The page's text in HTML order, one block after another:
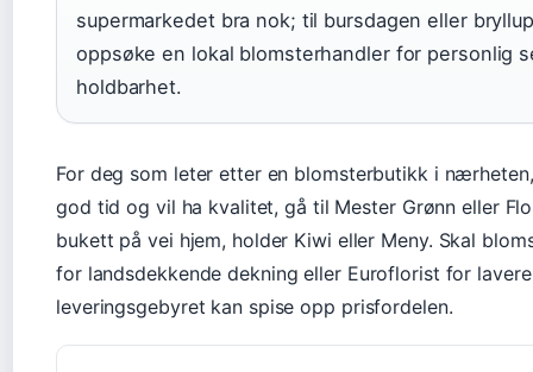
supermarkedet bra nok; til bursdagen eller
oppsøke en lokal blomsterhandler for personlig
holdbarhet.
For deg som leter etter en blomsterbutikk i
god tid og vil ha kvalitet, gå til Mester Grønn eller
bukett på vei hjem, holder Kiwi eller Meny. Skal
for landsdekkende dekning eller Euroflorist for
leveringsgebyret kan spise opp prisfordelen.